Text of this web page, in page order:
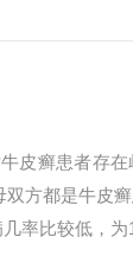
皮癣患者存
方都是牛皮
率比较低，